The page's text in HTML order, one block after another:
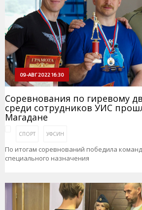
09-АВГ 2022 16:30
Соревнования по гиревому
среди сотрудников УИС
Магадане
СПОРТ УФСИН
По итогам соревнований победила
специального назначения